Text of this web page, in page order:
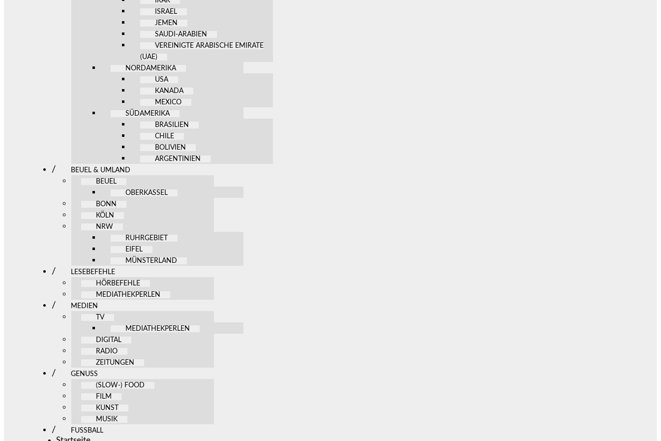
ISRAEL
JEMEN
SAUDI-ARABIEN
VEREINIGTE ARABISCHE EMIRATE
(UAE)
NORDAMERIKA
USA
KANADA
MEXICO
SÜDAMERIKA
BRASILIEN
CHILE
BOLIVIEN
ARGENTINIEN
BEUEL & UMLAND
BEUEL
OBERKASSEL
BONN
KÖLN
NRW
RUHRGEBIET
EIFEL
MÜNSTERLAND
LESEBEFEHLE
HÖRBEFEHLE
MEDIATHEKPERLEN
MEDIEN
TV
MEDIATHEKPERLEN
DIGITAL
RADIO
ZEITUNGEN
GENUSS
(SLOW-) FOOD
FILM
KUNST
MUSIK
FUSSBALL